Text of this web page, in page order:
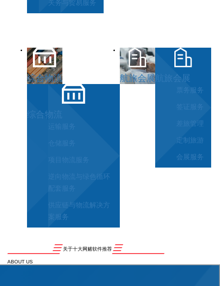
关务与贸易服务
综合物流
综合物流
运输服务
仓储服务
项目物流服务
逆向物流与绿色循环
配套服务
供应链与物流解决方
案服务
航旅会展航旅会展
票务服务
签证服务
差旅管理
定制旅游
会展服务
关于十大网赌软件推荐
ABOUT US